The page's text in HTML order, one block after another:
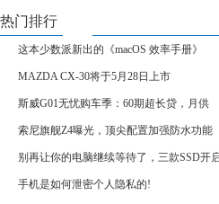
热门排行
这本少数派新出的《macOS 效率手册》
MAZDA CX-30将于5月28日上市
斯威G01无忧购车季：60期超长贷，月供
索尼旗舰Z4曝光，顶尖配置加强防水功能
别再让你的电脑继续等待了，三款SSD开
手机是如何泄密个人隐私的!